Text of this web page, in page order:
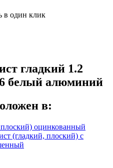
в один клик
гладкий 1.2
белый алюминий
в:
оцинкованный
(гладкий, плоский) с